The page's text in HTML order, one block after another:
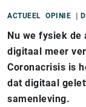
ACTUEEL OPINIE
Nu we fysiek de
digitaal meer
Coronacrisis is
dat digitaal
samenleving.